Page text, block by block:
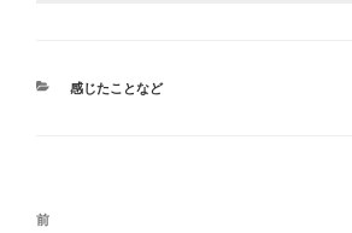
カ
感じたことなど
投
前
前